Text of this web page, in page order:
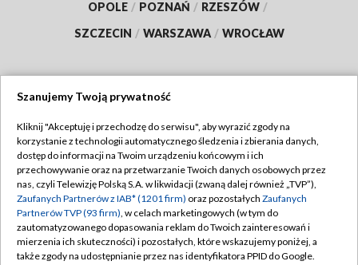
OPOLE / POZNAŃ / RZESZÓW /
SZCZECIN / WARSZAWA / WROCŁAW
TVP
Abonament TVP
Emisja w TVP
Centrum informacji TVP
Naziemna Telewizja Cyfrowa
Regulamin TVP
Polityka prywatności
Moje zgody
Pomoc
Szanujemy Twoją prywatność
Kliknij "Akceptuję i przechodzę do serwisu", aby wyrazić zgody na
korzystanie z technologii automatycznego śledzenia i zbierania danych,
dostęp do informacji na Twoim urządzeniu końcowym i ich
przechowywanie oraz na przetwarzanie Twoich danych osobowych przez
nas, czyli Telewizję Polską S.A. w likwidacji (zwaną dalej również „TVP”),
Zaufanych Partnerów z IAB* (1201 firm) oraz pozostałych Zaufanych
Partnerów TVP (93 firm), w celach marketingowych (w tym do
zautomatyzowanego dopasowania reklam do Twoich zainteresowań i
mierzenia ich skuteczności) i pozostałych, które wskazujemy poniżej, a
także zgody na udostępnianie przez nas identyfikatora PPID do Google.